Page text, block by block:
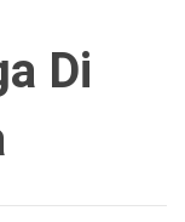
Di